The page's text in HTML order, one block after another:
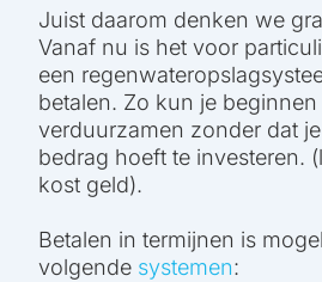
Juist daarom denken we
Vanaf nu is het voor
een
betalen. Zo kun je beginnen
verduurzamen zonder dat
bedrag hoeft te investeren.
kost geld).
Betalen in termijnen is
volgende systemen: